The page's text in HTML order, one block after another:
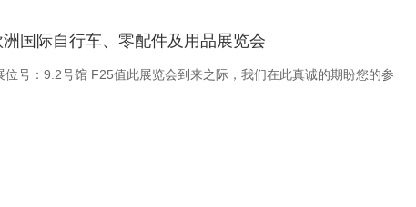
国际自行车、零配件及用品展览会
位号：9.2号馆 F25值此展览会到来之际，我们在此真诚的期盼您的参